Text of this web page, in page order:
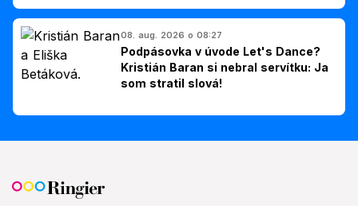
Slovákom
08. aug. 2026 o 08:27
Podpásovka v úvode Let's Dance?
Kristián Baran si nebral servítku: Ja
som stratil slová!